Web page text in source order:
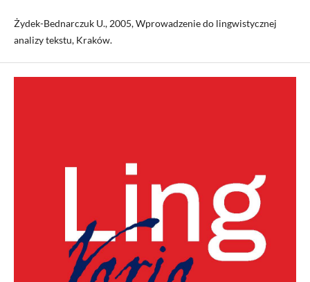
Żydek-Bednarczuk U., 2005, Wprowadzenie do lingwistycznej
analizy tekstu, Kraków.